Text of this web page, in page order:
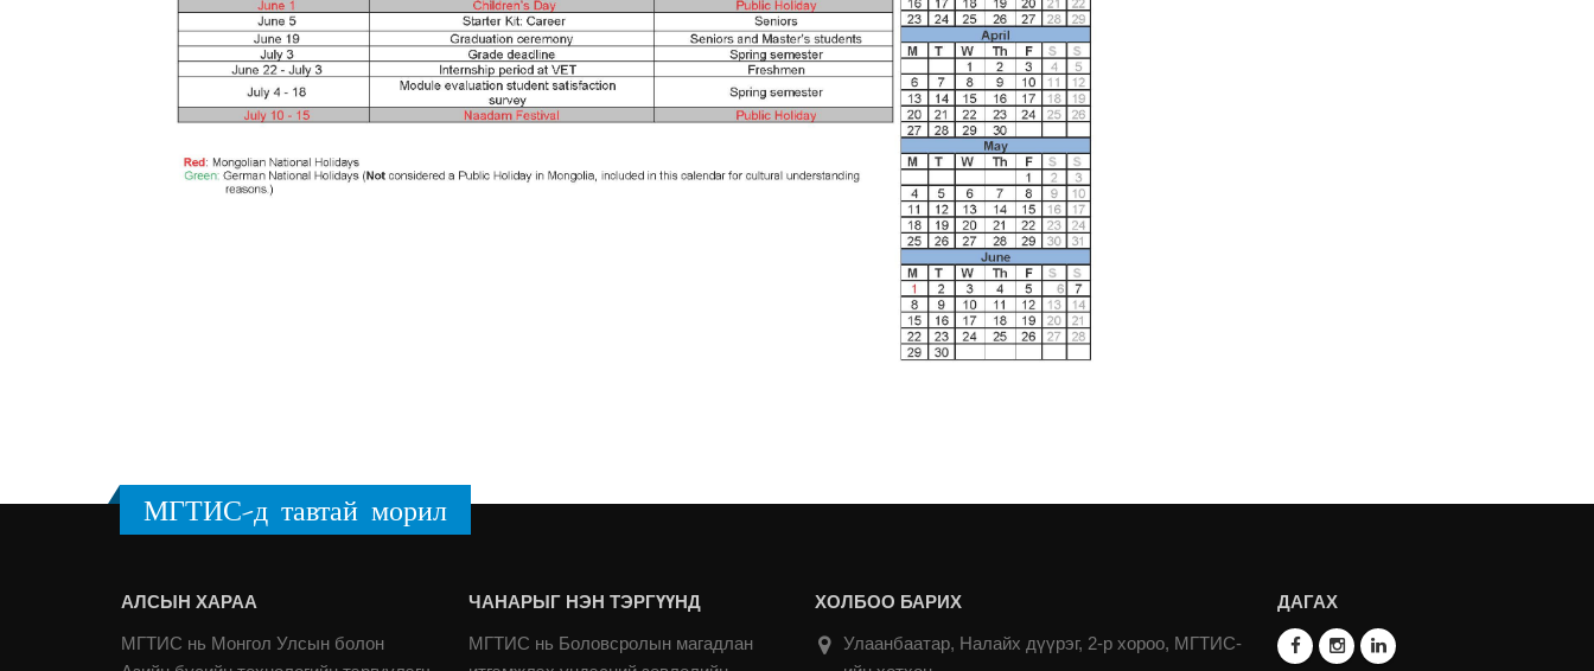
МГТИС-д тавтай морил
АЛСЫН ХАРАА
МГТИС нь Монгол Улсын болон
ЧАНАРЫГ НЭН ТЭРГҮҮНД
МГТИС нь Боловсролын магадлан
ХОЛБОО БАРИХ
Улаанбаатар, Налайх дүүрэг, 2-р хороо, МГТИС-
ДАГАХ